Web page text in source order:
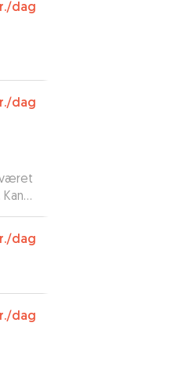
/dag
/dag
været
/dag
/dag